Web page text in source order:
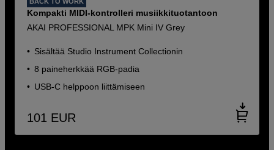
Kompakti MIDI-kontrolleri musiikkituotantoon
AKAI PROFESSIONAL MPK Mini IV Grey
Sisältää Studio Instrument Collectionin
8 paineherkkää RGB-padia
USB-C helppoon liittämiseen
101 EUR